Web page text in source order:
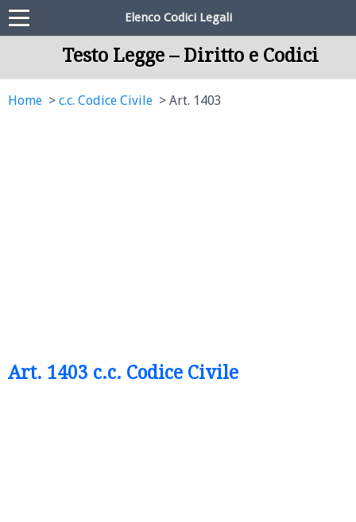
Elenco Codici Legali
Testo Legge – Diritto e Codici
Home c.c. Codice Civile Art. 1403
Art. 1403 c.c. Codice Civile